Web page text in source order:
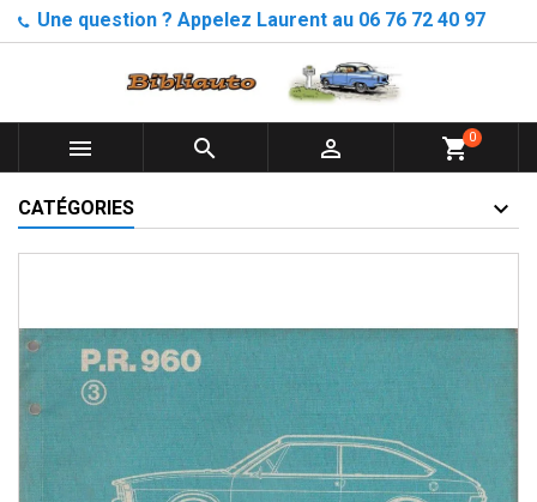
Une question ? Appelez Laurent au 06 76 72 40 97
   shopping_cart0
CATÉGORIES